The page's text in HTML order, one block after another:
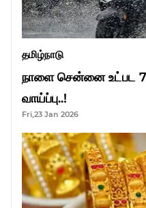
தமிழ்நாடு
நாளை சென்னை உட்பட
வாய்ப்பு..!
Fri,23 Jan 2026